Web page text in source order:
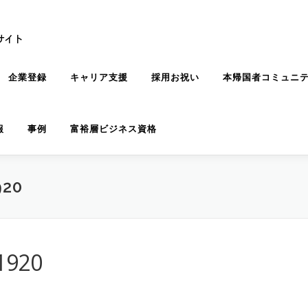
企業登録 キャリア支援 採用お祝い 本帰国者コミュニ
事例 富裕層ビジネス資格